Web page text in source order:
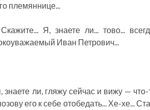
племяннице...
Я, знаете ли... тово...
Иван Петрович...
ли, гляжу сейчас и вижу —
его к себе отобедать... Хе-хе...